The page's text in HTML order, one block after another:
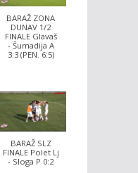
BARAŽ ZONA
DUNAV 1/2
FINALE Glavaš
- Šumadija A
3:3 (PEN. 6:5)
BARAŽ SLZ
FINALE Polet Lj
- Sloga P 0:2